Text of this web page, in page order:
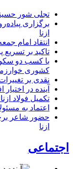
تجلی شور
برگزاری
ازنا
انتقاد امام
تاکید بر
با کسب دو
کشوری
نقدی بر
آینده در
تکمیل فولاد
اعتماد به
حضور شاعر
ازنا
اجتماعی